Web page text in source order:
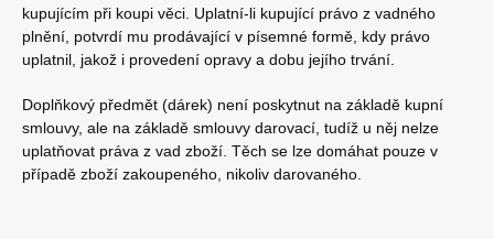
kupujícím při koupi věci. Uplatní-li kupující právo z vadného
plnění, potvrdí mu prodávající v písemné formě, kdy právo
uplatnil, jakož i provedení opravy a dobu jejího trvání.
Doplňkový předmět (dárek) není poskytnut na základě kupní
smlouvy, ale na základě smlouvy darovací, tudíž u něj nelze
uplatňovat práva z vad zboží. Těch se lze domáhat pouze v
případě zboží zakoupeného, nikoliv darovaného.